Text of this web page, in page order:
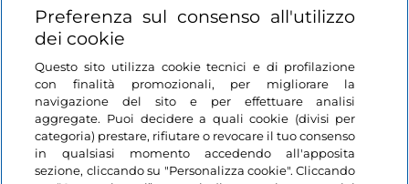
Login
Restiamo in contatto
Preferenza sul consenso all'utilizzo
dei cookie
Questo sito utilizza cookie tecnici e di profilazione
con finalità promozionali, per migliorare la
navigazione del sito e per effettuare analisi
aggregate. Puoi decidere a quali cookie (divisi per
categoria) prestare, rifiutare o revocare il tuo consenso
in qualsiasi momento accedendo all'apposita
sezione, cliccando su "Personalizza cookie". Cliccando